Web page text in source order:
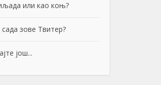
или као коњ?
зове Твитер?
још...